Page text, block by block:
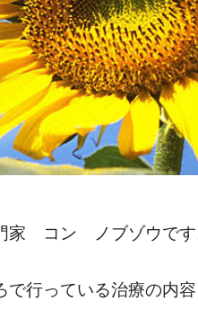
家 コン ノブゾウです
行っている治療の内容